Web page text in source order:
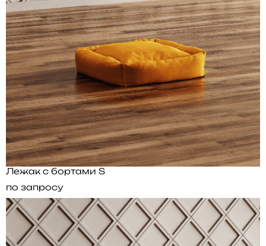
Лежак с бортами S
по запросу